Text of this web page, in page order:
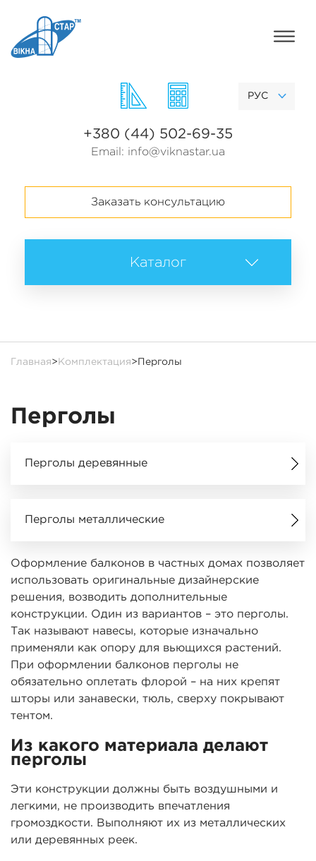
РУС
+380 (44) 502-69-35
Email: info@viknastar.ua
Заказать консультацию
Каталог
Главная> Комплектация> Перголы
Перголы
Перголы деревянные
Перголы металлические
Оформление балконов в частных домах позволяет
использовать оригинальные дизайнерские
решения, возводить дополнительные
конструкции. Один из вариантов – это перголы.
Так называют навесы, которые изначально
применяли как опору для вьющихся растений.
При оформлении балконов перголы не
обязательно оплетать флорой – на них крепят
шторы или занавески, тюль, сверху покрывают
тентом.
Из какого материала делают
перголы
Эти конструкции должны быть воздушными и
легкими, не производить впечатления
громоздкости. Выполняют их из металлических
или деревянных реек.